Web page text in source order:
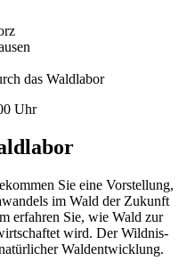
das Waldlabor
Uhr
Sie eine Vorstellung,
im Wald der Zukunft
erfahren Sie, wie Wald zur
wird. Der Wildnis-
Waldentwicklung.